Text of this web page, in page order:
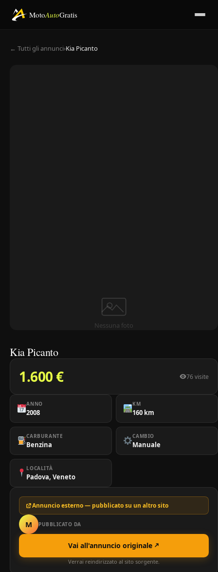
MotoAutoGratis
← Tutti gli annunci›Kia Picanto
Nessuna foto
Kia Picanto
1.600 € 76 visite
ANNO
2008
KM
160 km
CARBURANTE
Benzina
CAMBIO
Manuale
LOCALITÀ
Padova, Veneto
Annuncio esterno — pubblicato su un altro sito
M PUBBLICATO DA
Vai all'annuncio originale
Verrai reindirizzato al sito sorgente.